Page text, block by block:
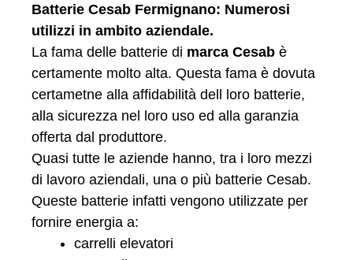
Batterie Cesab Fermignano: Numerosi
utilizzi in ambito aziendale.
La fama delle batterie di marca Cesab è
certamente molto alta. Questa fama è dovuta
certametne alla affidabilità dell loro batterie,
alla sicurezza nel loro uso ed alla garanzia
offerta dal produttore.
Quasi tutte le aziende hanno, tra i loro mezzi
di lavoro aziendali, una o più batterie Cesab.
Queste batterie infatti vengono utilizzate per
fornire energia a:
carrelli elevatori